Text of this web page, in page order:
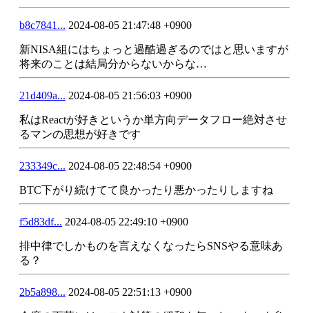
b8c7841... 2024-08-05 21:47:48 +0900
新NISA組にはちょっと過酷過ぎるのではと思いますが
将来のことは結局分からないからな…
21d409a... 2024-08-05 21:56:03 +0900
私はReactが好きというか単方向データフロー絶対させ
るマンの思想が好きです
233349c... 2024-08-05 22:48:54 +0900
BTC下がり続けてて良かったり悪かったりしますね
f5d83df... 2024-08-05 22:49:10 +0900
排中律でしかものを言えなくなったらSNSやる意味あ
る？
2b5a898... 2024-08-05 22:51:13 +0900